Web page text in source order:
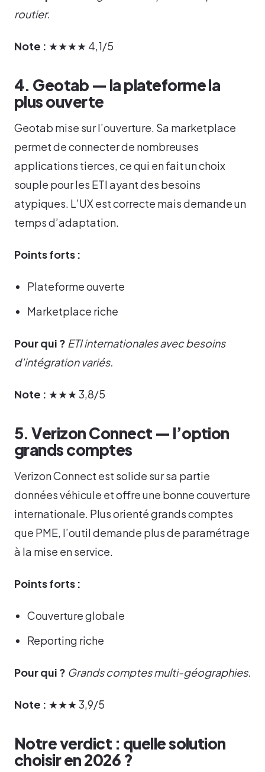
routier.
Note : ★★★★ 4,1/5
4. Geotab — la plateforme la
plus ouverte
Geotab mise sur l’ouverture. Sa marketplace
permet de connecter de nombreuses
applications tierces, ce qui en fait un choix
souple pour les ETI ayant des besoins
atypiques. L’UX est correcte mais demande un
temps d’adaptation.
Points forts :
Plateforme ouverte
Marketplace riche
Pour qui ? ETI internationales avec besoins
d’intégration variés.
Note : ★★★ 3,8/5
5. Verizon Connect — l’option
grands comptes
Verizon Connect est solide sur sa partie
données véhicule et offre une bonne couverture
internationale. Plus orienté grands comptes
que PME, l’outil demande plus de paramétrage
à la mise en service.
Points forts :
Couverture globale
Reporting riche
Pour qui ? Grands comptes multi-géographies.
Note : ★★★ 3,9/5
Notre verdict : quelle solution
choisir en 2026 ?